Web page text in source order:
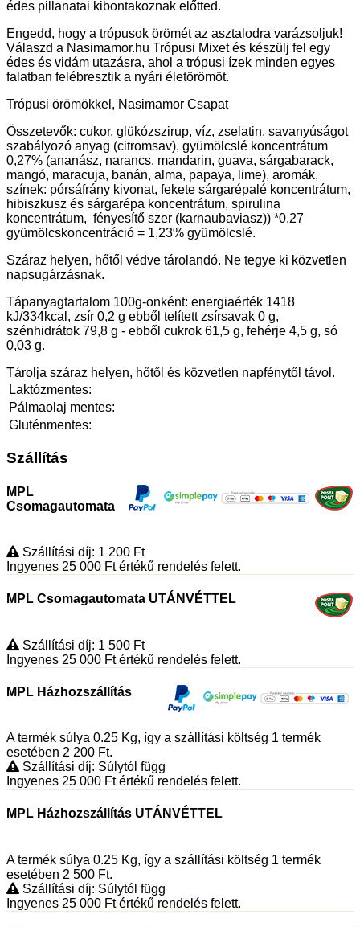
édes pillanatai kibontakoznak előtted.
Engedd, hogy a trópusok örömét az asztalodra varázsoljuk!
Válaszd a Nasimamor.hu Trópusi Mixet és készülj fel egy
édes és vidám utazásra, ahol a trópusi ízek minden egyes
falatban felébresztik a nyári életörömöt.
Trópusi örömökkel, Nasimamor Csapat
Összetevők: cukor, glükózszirup, víz, zselatin, savanyúságot
szabályozó anyag (citromsav), gyümölcslé koncentrátum
0,27% (ananász, narancs, mandarin, guava, sárgabarack,
mangó, maracuja, banán, alma, papaya, lime), aromák,
színek: pórsáfrány kivonat, fekete sárgarépalé koncentrátum,
hibiszkusz és sárgarépa koncentrátum, spirulina
koncentrátum, fényesítő szer (karnaubaviasz)) *0,27
gyümölcskoncentráció = 1,23% gyümölcslé.
Száraz helyen, hőtől védve tárolandó. Ne tegye ki közvetlen
napsugárzásnak.
Tápanyagtartalom 100g-onként: energiaérték 1418
kJ/334kcal, zsír 0,2 g ebből telített zsírsavak 0 g,
szénhidrátok 79,8 g - ebből cukrok 61,5 g, fehérje 4,5 g, só
0,03 g.
Tárolja száraz helyen, hőtől és közvetlen napfénytől távol.
Laktózmentes:
Pálmaolaj mentes:
Gluténmentes:
Szállítás
MPL
Csomagautomata
Szállítási díj: 1 200 Ft
Ingyenes 25 000 Ftértékű rendelés felett.
MPL Csomagautomata UTÁNVÉTTEL
Szállítási díj: 1 500 Ft
Ingyenes 25 000 Ftértékű rendelés felett.
MPL Házhozszállítás
A termék súlya 0.25 Kg, így a szállítási költség 1 termék
esetében 2 200 Ft.
Szállítási díj: Súlytól függ
Ingyenes 25 000 Ftértékű rendelés felett.
MPL Házhozszállítás UTÁNVÉTTEL
A termék súlya 0.25 Kg, így a szállítási költség 1 termék
esetében 2 500 Ft.
Szállítási díj: Súlytól függ
Ingyenes 25 000 Ftértékű rendelés felett.